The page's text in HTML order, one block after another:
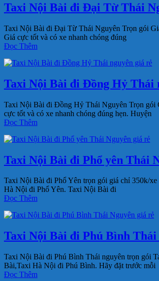
Taxi Nội Bài đi Đại Từ Thái
Taxi Nội Bài đi Đại Từ Thái Nguyên Trọn gói
Giá cực tốt và có xe nhanh chóng đúng
Đọc Thêm
Taxi Nội Bài đi Đồng Hỷ Thái
Taxi Nội Bài đi Đồng Hỷ Thái Nguyên Trọn gói
cực tốt và có xe nhanh chóng đúng hẹn. Huyện
Đọc Thêm
Taxi Nội Bài đi Phổ yên Thái
Taxi Nội Bài đi Phổ Yên trọn gói giá chỉ 350k/
Hà Nội đi Phổ Yên. Taxi Nội Bài đi
Đọc Thêm
Taxi Nội Bài đi Phú Bình Thái
Taxi Nội Bài đi Phú Bình Thái nguyên trọn gói
Bài,Taxi Hà Nội đi Phú Bình. Hãy đặt trước mỗi
Đọc Thêm